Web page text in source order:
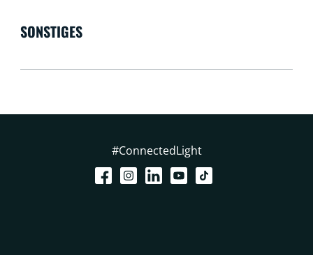
SONSTIGES
#ConnectedLight